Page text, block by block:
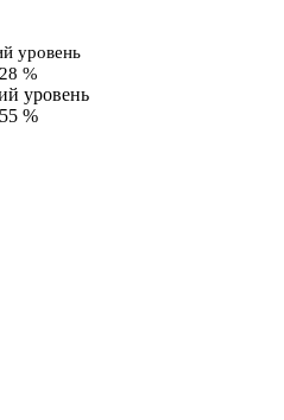
уровень
28 %
уровень
55 %